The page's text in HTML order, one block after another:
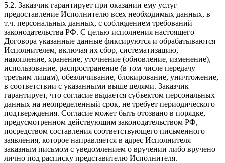
5.2. Заказчик гарантирует при оказании ему услуг
предоставление Исполнителю всех необходимых данных, в
т.ч. персональных данных, с соблюдением требований
законодательства РФ. С целью исполнения настоящего
Договора указанные данные фиксируются и обрабатываются
Исполнителем, включая их сбор, систематизацию,
накопление, хранение, уточнение (обновление, изменение),
использование, распространение (в том числе передачу
третьим лицам), обезличивание, блокирование, уничтожение,
в соответствии с указанными выше целями. Заказчик
гарантирует, что согласие выдается субъектом персональных
данных на неопределенный срок, не требует периодического
подтверждения. Согласие может быть отозвано в порядке,
предусмотренном действующим законодательством РФ,
посредством составления соответствующего письменного
заявления, которое направляется в адрес Исполнителя
заказным письмом с уведомлением о вручении либо вручено
лично под расписку представителю Исполнителя.